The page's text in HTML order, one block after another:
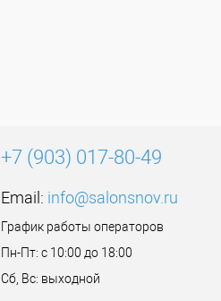
+7 (903) 017-80-49
Email: info@salonsnov.ru
График работы операторов
Пн-Пт: с 10:00 до 18:00
Сб, Вс: выходной